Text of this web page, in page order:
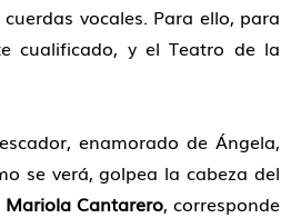
vocales. Para ello, para
cualificado, y el Teatro de la
enamorado de Ángela,
se verá, golpea la cabeza del
Mariola Cantarero, corresponde